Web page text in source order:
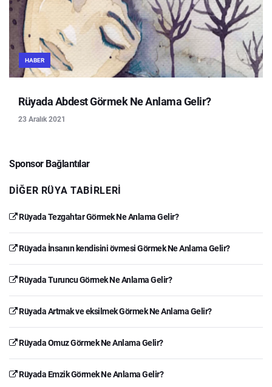
HABER
Rüyada Abdest Görmek Ne Anlama Gelir?
23 Aralık 2021
Sponsor Bağlantılar
DIĞER RÜYA TABIRLERI
Rüyada Tezgahtar Görmek Ne Anlama Gelir?
Rüyada İnsanın kendisini övmesi Görmek Ne Anlama Gelir?
Rüyada Turuncu Görmek Ne Anlama Gelir?
Rüyada Artmak ve eksilmek Görmek Ne Anlama Gelir?
Rüyada Omuz Görmek Ne Anlama Gelir?
Rüyada Emzik Görmek Ne Anlama Gelir?